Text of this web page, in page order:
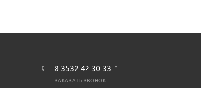
8 3532 42 30 33
ЗАКАЗАТЬ ЗВОНОК